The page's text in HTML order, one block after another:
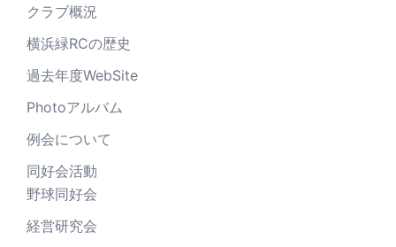
クラブ概況
横浜緑RCの歴史
過去年度WebSite
Photoアルバム
例会について
同好会活動
野球同好会
経営研究会